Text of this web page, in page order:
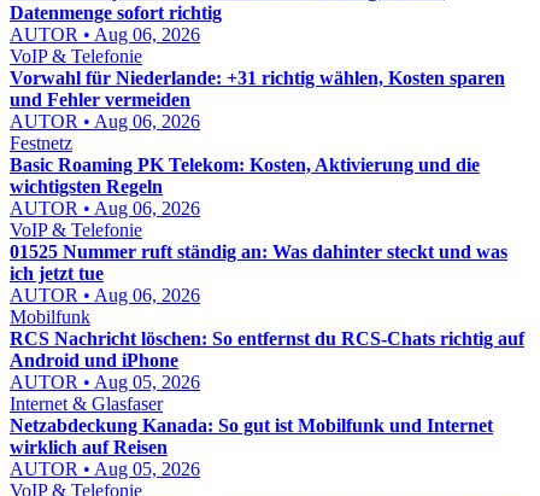
Datenmenge sofort richtig
AUTOR • Aug 06, 2026
VoIP & Telefonie
Vorwahl für Niederlande: +31 richtig wählen, Kosten sparen
und Fehler vermeiden
AUTOR • Aug 06, 2026
Festnetz
Basic Roaming PK Telekom: Kosten, Aktivierung und die
wichtigsten Regeln
AUTOR • Aug 06, 2026
VoIP & Telefonie
01525 Nummer ruft ständig an: Was dahinter steckt und was
ich jetzt tue
AUTOR • Aug 06, 2026
Mobilfunk
RCS Nachricht löschen: So entfernst du RCS-Chats richtig auf
Android und iPhone
AUTOR • Aug 05, 2026
Internet & Glasfaser
Netzabdeckung Kanada: So gut ist Mobilfunk und Internet
wirklich auf Reisen
AUTOR • Aug 05, 2026
VoIP & Telefonie